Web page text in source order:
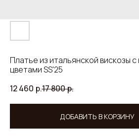
Платье из итальянской вискозы
цветами SS'25
12 460 р.17 800р.
ДОБАВИТЬ В КОРЗИНУ